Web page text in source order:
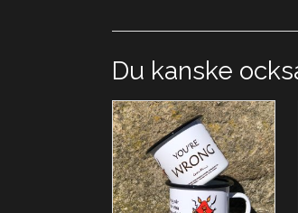
Du kanske